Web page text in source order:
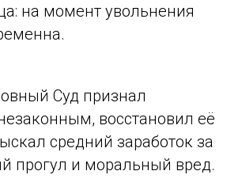
на момент увольнения
Суд признал
восстановил её
средний заработок за
прогул и моральный вред.